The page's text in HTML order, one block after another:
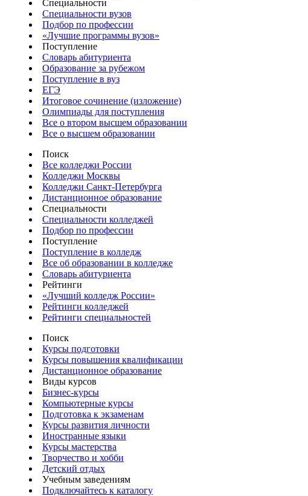
Специальности
Специальности вузов
Подбор по профессии
«Лучшие программы вузов»
Поступление
Словарь абитуриента
Образование за рубежом
Поступление в вуз
ЕГЭ
Итоговое сочинение (изложение)
Олимпиады для поступления
Все о втором высшем образовании
Все о высшем образовании
Поиск
Все колледжи России
Колледжи Москвы
Колледжи Санкт-Петербурга
Дистанционное образование
Специальности
Специальности колледжей
Подбор по профессии
Поступление
Поступление в колледж
Все об образовании в колледже
Словарь абитуриента
Рейтинги
«Лучший колледж России»
Рейтинги колледжей
Рейтинги специальностей
Поиск
Курсы подготовки
Курсы повышения квалификации
Дистанционное образование
Виды курсов
Бизнес-курсы
Компьютерные курсы
Подготовка к экзаменам
Курсы развития личности
Иностранные языки
Курсы мастерства
Творчество и хобби
Детский отдых
Учебным заведениям
Подключайтесь к каталогу